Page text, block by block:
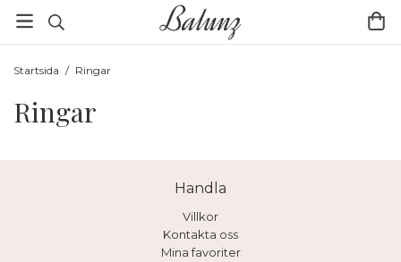
Startsida / Ringar
Ringar
Handla
Villkor
Kontakta oss
Mina favoriter